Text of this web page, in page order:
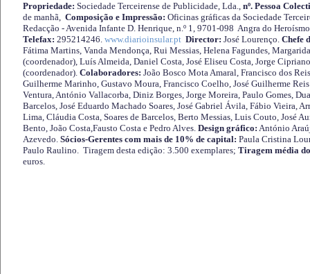
Propriedade: Sociedade Terceirense de Publicidade, Lda., nº. Pessoa
de manhã, Composição e Impressão: Oficinas gráficas da Sociedade
Redacção - Avenida Infante D. Henrique, n.º 1, 9701-098 Angra do
Telefax: 295214246. www.diarioinsular.pt Director: José Lourenço. Chefe
Fátima Martins, Vanda Mendonça, Rui Messias, Helena Fagundes,
(coordenador), Luís Almeida, Daniel Costa, José Eliseu Costa, Jorge
(coordenador). Colaboradores: João Bosco Mota Amaral, Francisco dos
Guilherme Marinho, Gustavo Moura, Francisco Coelho, José Guilherme
Ventura, António Vallacorba, Diniz Borges, Jorge Moreira, Paulo Gomes,
Barcelos, José Eduardo Machado Soares, José Gabriel Ávila, Fábio Vieira,
Lima, Cláudia Costa, Soares de Barcelos, Berto Messias, Luis Couto, José
Bento, João Costa,Fausto Costa e Pedro Alves. Design gráfico: António
Azevedo. Sócios-Gerentes com mais de 10% de capital: Paula Cristina
Paulo Raulino. Tiragem desta edição: 3.500 exemplares; Tiragem média
euros.